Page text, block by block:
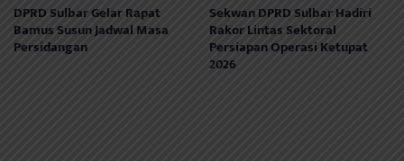
DPRD Sulbar Gelar Rapat
Bamus Susun Jadwal Masa
Persidangan
Sekwan DPRD Sulbar Hadiri
Rakor Lintas Sektoral
Persiapan Operasi Ketupat
2026